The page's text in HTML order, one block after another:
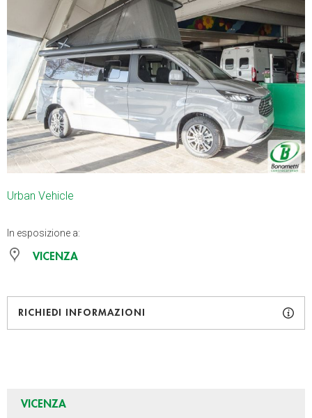
Urban Vehicle
In esposizione a:
VICENZA
RICHIEDI INFORMAZIONI
VICENZA